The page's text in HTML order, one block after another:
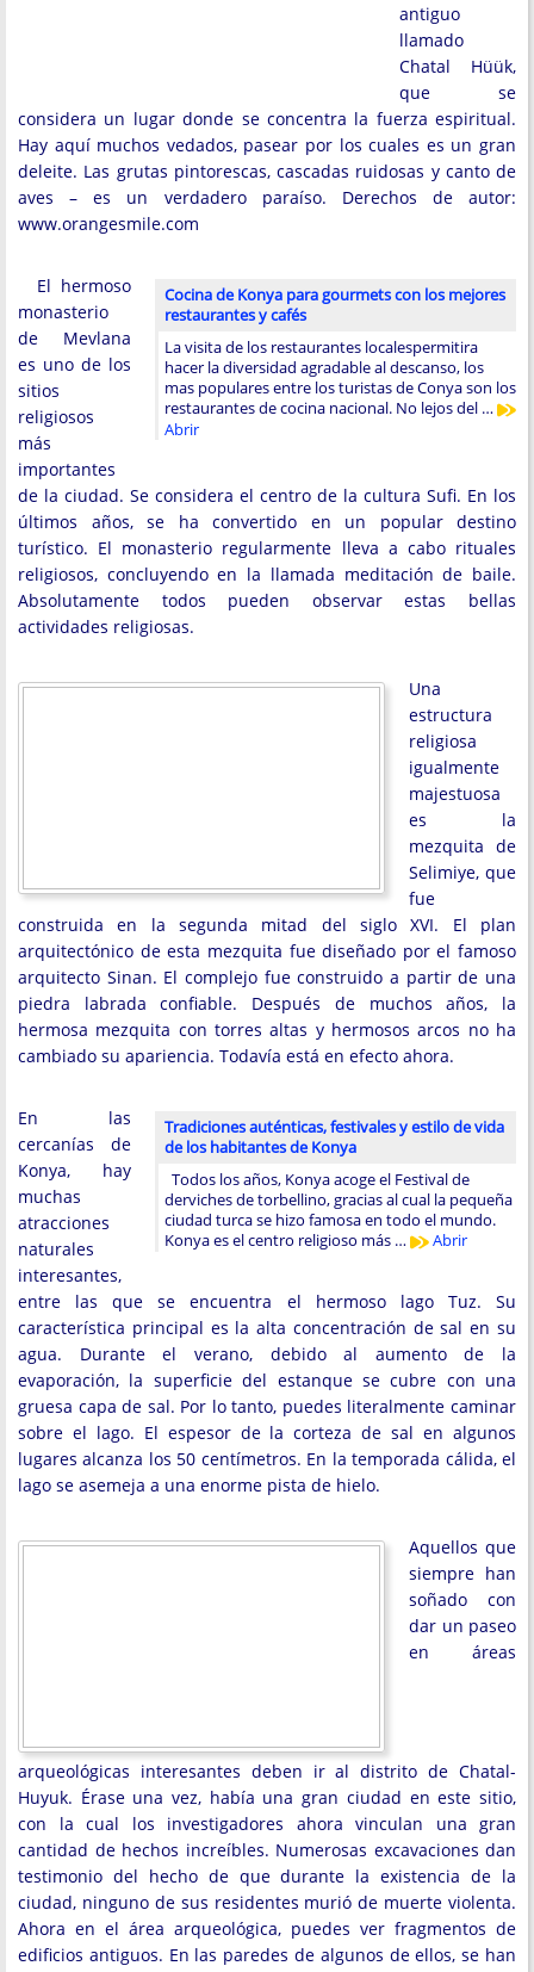
antiguo
llamado
Chatal Hüük,
que se
considera un lugar donde se concentra la fuerza espiritual.
Hay aquí muchos vedados, pasear por los cuales es un gran
deleite. Las grutas pintorescas, cascadas ruidosas y canto de
aves – es un verdadero paraíso. Derechos de autor:
www.orangesmile.com
Cocina de Konya para gourmets con los mejores
restaurantes y cafés
La visita de los restaurantes localespermitira
hacer la diversidad agradable al descanso, los
mas populares entre los turistas de Conya son los
restaurantes de cocina nacional. No lejos del …
Abrir
El hermoso
monasterio
de Mevlana
es uno de los
sitios
religiosos
más
importantes
de la ciudad. Se considera el centro de la cultura Sufi. En los
últimos años, se ha convertido en un popular destino
turístico. El monasterio regularmente lleva a cabo rituales
religiosos, concluyendo en la llamada meditación de baile.
Absolutamente todos pueden observar estas bellas
actividades religiosas.
Una
estructura
religiosa
igualmente
majestuosa
es la
mezquita de
Selimiye, que
fue
construida en la segunda mitad del siglo XVI. El plan
arquitectónico de esta mezquita fue diseñado por el famoso
arquitecto Sinan. El complejo fue construido a partir de una
piedra labrada confiable. Después de muchos años, la
hermosa mezquita con torres altas y hermosos arcos no ha
cambiado su apariencia. Todavía está en efecto ahora.
Tradiciones auténticas, festivales y estilo de vida
de los habitantes de Konya
Todos los años, Konya acoge el Festival de
derviches de torbellino, gracias al cual la pequeña
ciudad turca se hizo famosa en todo el mundo.
Konya es el centro religioso más …
Abrir
En las
cercanías de
Konya, hay
muchas
atracciones
naturales
interesantes,
entre las que se encuentra el hermoso lago Tuz. Su
característica principal es la alta concentración de sal en su
agua. Durante el verano, debido al aumento de la
evaporación, la superficie del estanque se cubre con una
gruesa capa de sal. Por lo tanto, puedes literalmente caminar
sobre el lago. El espesor de la corteza de sal en algunos
lugares alcanza los 50 centímetros. En la temporada cálida, el
lago se asemeja a una enorme pista de hielo.
Aquellos que
siempre han
soñado con
dar un paseo
en áreas
arqueológicas interesantes deben ir al distrito de Chatal-
Huyuk. Érase una vez, había una gran ciudad en este sitio,
con la cual los investigadores ahora vinculan una gran
cantidad de hechos increíbles. Numerosas excavaciones dan
testimonio del hecho de que durante la existencia de la
ciudad, ninguno de sus residentes murió de muerte violenta.
Ahora en el área arqueológica, puedes ver fragmentos de
edificios antiguos. En las paredes de algunos de ellos, se han